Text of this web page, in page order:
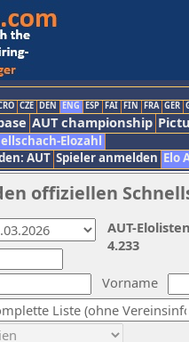
CZE DEN ENG ESP FAI FIN FRA GER
AUT championship
Elozahl
AUT Spieler anmelden Elo
offiziellen
Vorname
AUT-
4.233